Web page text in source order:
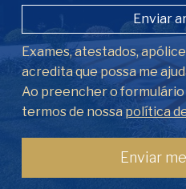
Enviar
Exames, atestados,
acredita que possa me
Ao preencher o
termos de nossa política